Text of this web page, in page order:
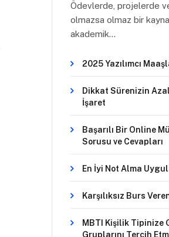
Ödevlerde, projelerde
olmazsa olmaz bir
akademik…
2025 Yazılımcı
Dikkat Sürenizin
İşaret
Başarılı Bir Online
Sorusu ve Cevapları
En İyi Not Alma
Karşılıksız Burs
MBTI Kişilik Tipinize
Gruplarını Tercih